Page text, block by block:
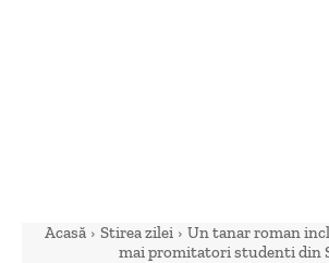
Acasă Stirea zilei
Un tanar roman
mai promitatori studenti din